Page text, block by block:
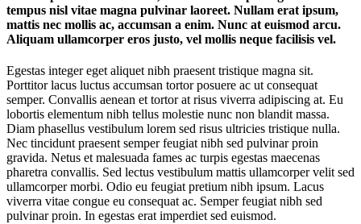
tempus nisl vitae magna pulvinar laoreet. Nullam erat ipsum,
mattis nec mollis ac, accumsan a enim. Nunc at euismod arcu.
Aliquam ullamcorper eros justo, vel mollis neque facilisis vel.
Egestas integer eget aliquet nibh praesent tristique magna sit.
Porttitor lacus luctus accumsan tortor posuere ac ut consequat
semper. Convallis aenean et tortor at risus viverra adipiscing at. Eu
lobortis elementum nibh tellus molestie nunc non blandit massa.
Diam phasellus vestibulum lorem sed risus ultricies tristique nulla.
Nec tincidunt praesent semper feugiat nibh sed pulvinar proin
gravida. Netus et malesuada fames ac turpis egestas maecenas
pharetra convallis. Sed lectus vestibulum mattis ullamcorper velit sed
ullamcorper morbi. Odio eu feugiat pretium nibh ipsum. Lacus
viverra vitae congue eu consequat ac. Semper feugiat nibh sed
pulvinar proin. In egestas erat imperdiet sed euismod.